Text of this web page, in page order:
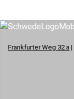
Frankfurter Weg 32 a |